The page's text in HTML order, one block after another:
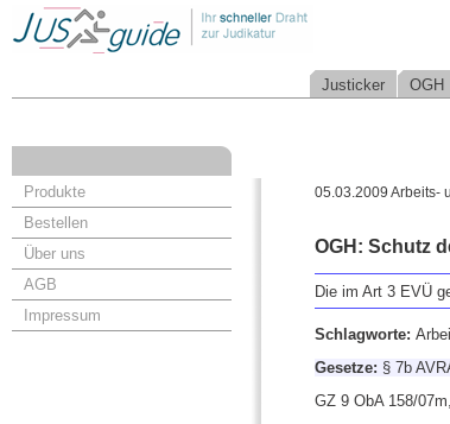
Justicker OGH
Produkte
Bestellen
Über uns
AGB
Impressum
05.03.2009 Arbeits-
OGH: Schutz
Die im Art 3 EVÜ
Schlagworte:
Gesetze: § 7b
GZ 9 ObA 158/